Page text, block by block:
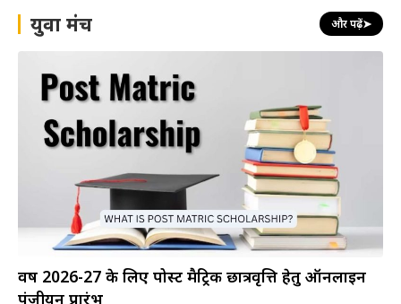
युवा मंच और पढ़ें➤
वर्ष 2026-27 के लिए पोस्ट मैट्रिक छात्रवृत्ति हेतु ऑनलाइन
पंजीयन प्रारंभ